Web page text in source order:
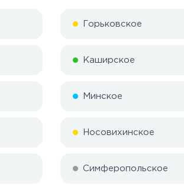
Горьковское
Каширское
Минское
Носовихинское
Симферопольское